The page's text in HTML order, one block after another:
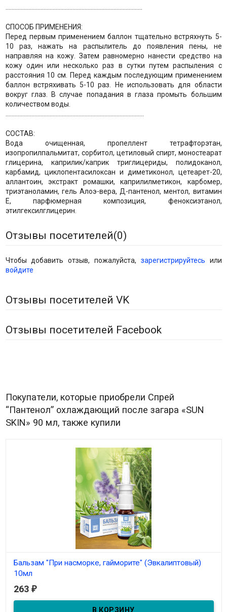
СПОСОБ ПРИМЕНЕНИЯ:
Перед первым применением баллон тщательно встряхнуть 5-
10 раз, нажать на распылитель до появления пены, не
направляя на кожу. Затем равномерно нанести средство на
кожу один или несколько раз в сутки путем распыления с
расстояния 10 см. Перед каждым последующим применением
баллон встряхивать 5-10 раз. Не использовать для области
вокруг глаз. В случае попадания в глаза промыть большим
количеством воды.
СОСТАВ:
Вода очищенная, пропеллент тетрафторэтан,
изопропилпальмитат, сорбитол, цетиловый спирт, моностеарат
глицерина, каприлик/каприк триглицериды, полидоканол,
карбамид, циклопентасилоксан и диметиконол, цетеарет-20,
аллантоин, экстракт ромашки, каприлилметикон, карбомер,
триэтаноламин, гель Алоэ-вера, Д-пантенол, ментол, витамин
Е, парфюмерная композиция, феноксиэтанол,
этилгексилглицерин.
Отзывы посетителей(0)
Чтобы добавить отзыв, пожалуйста, зарегистрируйтесь или
войдите
Отзывы посетителей VK
Отзывы посетителей Facebook
Покупатели, которые приобрели Спрей
“Пантенол” охлаждающий после загара «SUN
SKIN» 90 мл, также купили
Бальзам "При насморке, гайморите" (Эвкалиптовый)
10мл
В наличии
Бальзам-спрей "При насморке, гайморите" 10мл
263 ₽